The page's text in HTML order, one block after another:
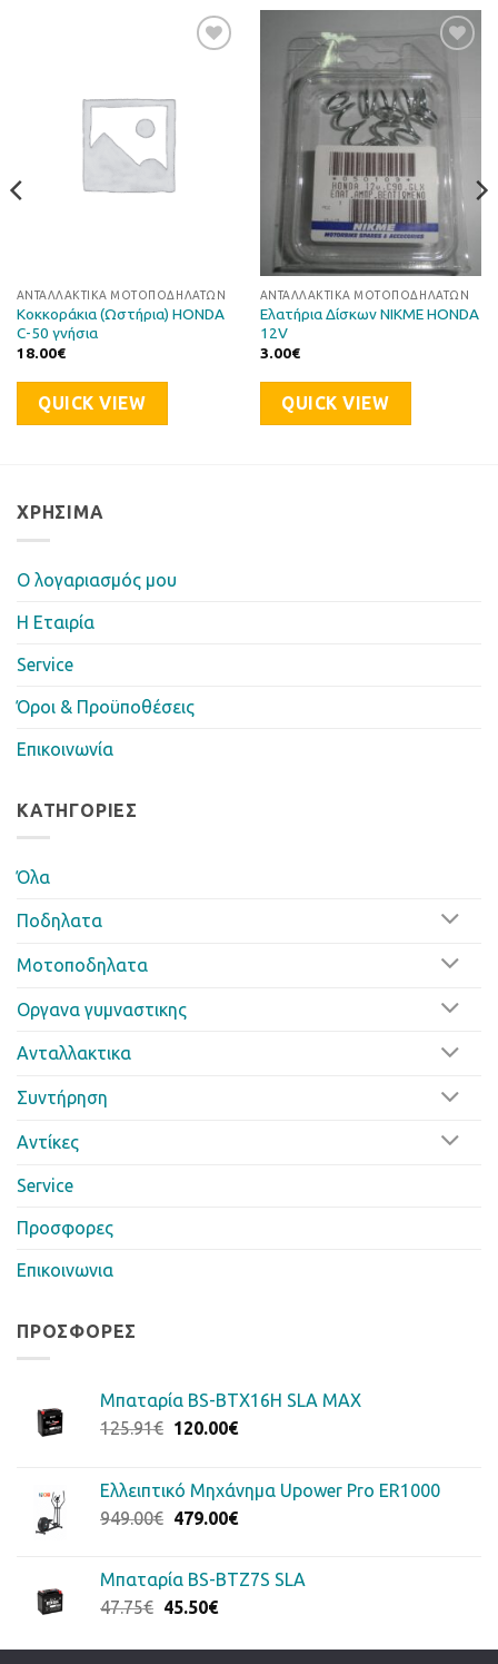
Επιθυμιών
ΑΝΤΑΛΛΑΚΤΙΚΆ ΜΟΤΟΠΟΔΗΛΆΤΩΝ
Κοκκοράκια (Ωστήρια) HONDA
C-50 γνήσια
18.00€
QUICK VIEW
στη Λίστα
Επιθυμιών
ΑΝΤΑΛΛΑΚΤΙΚΆ ΜΟΤΟΠΟΔΗΛΆΤΩΝ
Ελατήρια Δίσκων NIKME HONDA
12V
3.00€
QUICK VIEW
ΧΡΉΣΙΜΑ
Ο λογαριασμός μου
Η Eταιρία
Service
Όροι & Προϋποθέσεις
Επικοινωνία
ΚΑΤΗΓΟΡΊΕΣ
Όλα
Ποδηλατα
Μοτοποδηλατα
Οργανα γυμναστικης
Ανταλλακτικα
Συντήρηση
Αντίκες
Service
Προσφορες
Επικοινωνια
ΠΡΟΣΦΟΡΈΣ
Μπαταρία BS-BTX16H SLA MAX
125.91€ Original
125.91€.
120.00€Η
είναι:
120.00€.
Ελλειπτικό Μηχάνημα Upower Pro ER1000
949.00€ Original
949.00€.
479.00€Η
είναι:
Μπαταρία BS-BTZ7S SLA
47.75€ Original
was:
45.50€Η
τιμή